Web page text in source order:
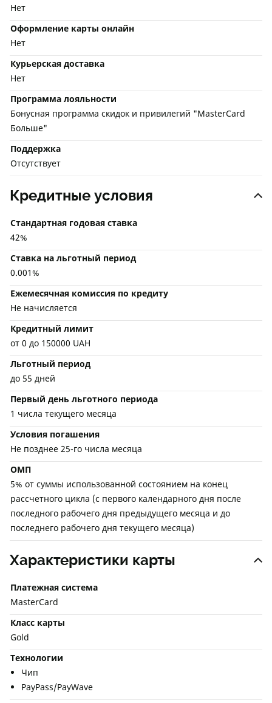
Нет
Оформление карты онлайн
Нет
Курьерская доставка
Нет
Программа лояльности
Бонусная программа скидок и привилегий "MasterCard
Больше"
Поддержка
Отсутствует
Кредитные условия
Стандартная годовая ставка
42%
Ставка на льготный период
0.001%
Ежемесячная комиссия по кредиту
Не начисляется
Кредитный лимит
от 0 до 150000 UAH
Льготный период
до 55 дней
Первый день льготного периода
1 числа текущего месяца
Условия погашения
Не позднее 25-го числа месяца
ОМП
5% от суммы использованной состоянием на конец
рассчетного цикла (с первого календарного дня после
последного рабочего дня предыдущего месяца и до
последнего рабочего дня текущего месяца)
Характеристики карты
Платежная система
MasterCard
Класс карты
Gold
Технологии
Чип
PayPass/PayWave